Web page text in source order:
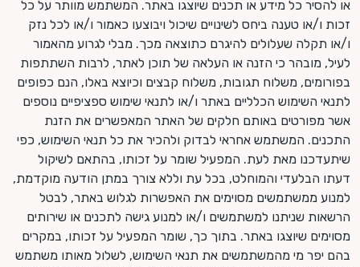
או להסיר כל מידע או תכנים שיוצגו באתר. המשתמש מוותר על כל
זכות ו/או טענה ביחס לשינויים שיכול ויבוצעו כאמור ו/או לכל נזק
ו/או תקלה שעלולים להיגרם כתוצאה מכך. מבלי לגרוע מהאמור
לעיל, מובהר כי הזנה או העלאה של תוכן לאתר, לרבות השתתפות
בפורומים, משלוח תגובות, משלוח קבצים וכיוצא באלו, הנם כפופים
לתנאי השימוש הכלליים באתר ו/או לתנאי שימוש ספציפיים נוספים
אשר מפורטים באותם חלקים של האתר המאפשרים את הזנת
התכנים. המשתמש אחראי לבדוק ולהכיר את כל תנאי השימוש, כפי
שיתעדכנו מאת לעת. המפעיל שומר על זכותו, בהתאם לשיקול
דעתו הבלעדי והמוחלט, בכל עת וללא צורך במתן הודעה מוקדמת,
למנוע ממשתמשים מסוימים את האפשרות לגלוש באתר, לבטל
הרשאות שניתנו למשתמשים ו/או למנוע גישה לתכנים או שירותים
מסוימים שיוצגו באתר. בתוך כך, שומר המפעיל על זכותו, במקרים
בהם יפר מי מהמשתמשים את תנאי השימוש, לשלול מאותו משתמש